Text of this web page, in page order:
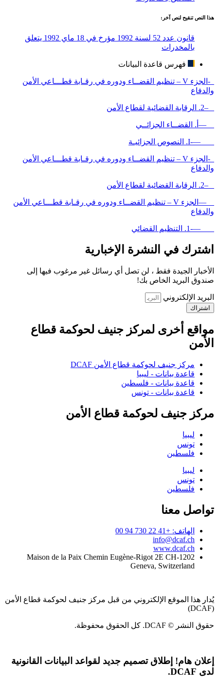
هذا النص تنقيح لنص آخر:
قانون عدد 52 لسنة 1992 مؤرخ في 18 ماي 1992 يتعلق
بالمخدرات
فهرس قاعدة البيانات
-الجزء V – تنظيم القضــاء ودوره في رقـابة قطـــاعي الأمن
والدفاع
–2. الرقابة القضائية لقطاع الأمن
—أ. القضــاء الجزائــي
—-I. النصوص الجزائيـة
-الجزء V – تنظيم القضــاء ودوره في رقـابة قطـــاعي الأمن
والدفاع
–2. الرقابة القضائية لقطاع الأمن
—الجزء V – تنظيم القضــاء ودوره في رقـابة قطـــاعي الأمن
والدفاع
—-1. التنظيم القضائي
اشترك في النشرة الإخبارية
الأخبار الجيدة فقط ، لن تصل أي رسائل غير مرغوب فيها إلى
صندوق البريد الخاص بك!
البريد الإلكتروني
اشتراك
مواقع أخرى لمركز جنيف لحوكمة قطاع
الأمن
مركز جنيف لحوكمة قطاع الأمن DCAF
قاعدة بيانات - ليبيا
قاعدة بيانات - فلسطين
قاعدة بيانات - تونس
مركز جنيف لحوكمة قطاع الأمن
ليبيا
تونس
فلسطين
ليبيا
تونس
فلسطين
تواصل معنا
الهاتف: +41 22 730 94 00
info@dcaf.ch
www.dcaf.ch
Maison de la Paix Chemin Eugène-Rigot 2E CH-1202
Geneva, Switzerland
يُدار هذا الموقع الإلكتروني من قبل مركز جنيف لحوكمة قطاع الأمن
(DCAF)
حقوق النشر © DCAF. كل الحقوق محفوظة.
إعلان هام! إطلاق تصميم جديد لقواعد البيانات القانونية
لدى DCAF.